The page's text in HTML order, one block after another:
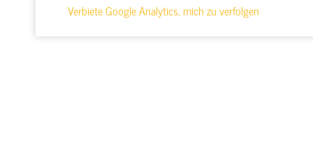
Verbiete Google Analytics, mich zu verfolgen